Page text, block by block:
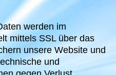
werden im
mittels SSL über das
unsere Website und
und